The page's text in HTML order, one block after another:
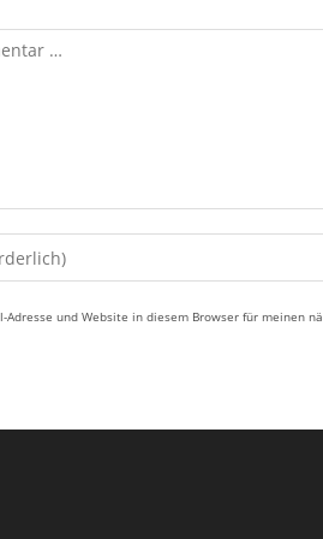
Adresse und Website in diesem Browser für meinen